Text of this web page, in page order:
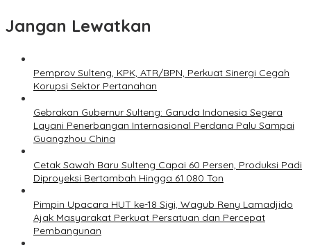
Jangan Lewatkan
Pemprov Sulteng, KPK, ATR/BPN, Perkuat Sinergi Cegah
Korupsi Sektor Pertanahan
Gebrakan Gubernur Sulteng: Garuda Indonesia Segera
Layani Penerbangan Internasional Perdana Palu Sampai
Guangzhou China
Cetak Sawah Baru Sulteng Capai 60 Persen, Produksi Padi
Diproyeksi Bertambah Hingga 61.080 Ton
Pimpin Upacara HUT ke-18 Sigi, Wagub Reny Lamadjido
Ajak Masyarakat Perkuat Persatuan dan Percepat
Pembangunan